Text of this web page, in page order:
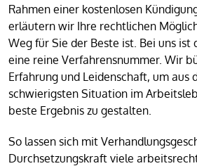
Rahmen einer kostenlosen
erläutern wir Ihre rechtlichen
Weg für Sie der Beste ist. Bei uns ist
eine reine Verfahrensnummer. Wir
Erfahrung und Leidenschaft, um aus
schwierigsten Situation im
beste Ergebnis zu gestalten.
So lassen sich mit
Durchsetzungskraft viele